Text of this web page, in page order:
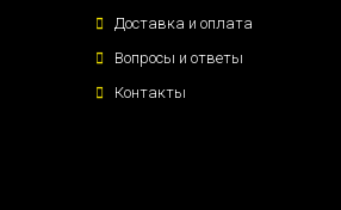
Доставка и оплата
Вопросы и ответы
Контакты